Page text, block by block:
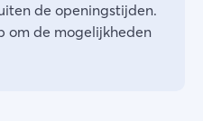
de openingstijden.
om de mogelijkheden